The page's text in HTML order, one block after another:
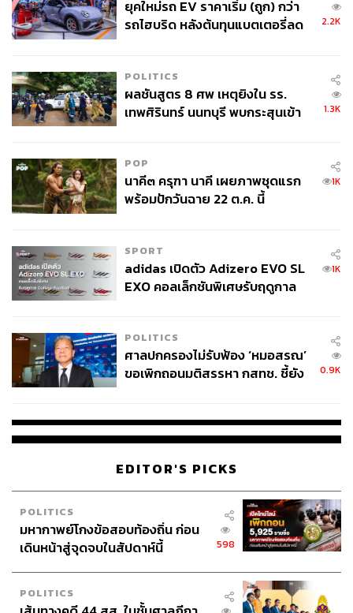
ดูแลเพียงอย่างเดียว ถ้าเป้าหมายหลักของหน่วยงานมุ่งเน้น
เรื่องการกำกับดูแลโดยไม่ส่งเสริมให้เกิดการเติบโต จะ
นวัตกรรมไปโดยปริยาย
สำหรับคำตอบที่เขียนไว้ข้างต้น DeFi ยังคงเป็นนวัตกรรมที่
น่าสนใจที่มาพร้อมทั้งโอกาสและความเสี่ยงที่สูง อีกทั้งยัง
ฉะนั้นสิ่งที่จะทำให้ DeFi ไปได้ดี ไปได้ไกล ไม่ใช่เพราะ
นวัตกรรมที่ถูกพูดถึงกันว่าสุดยอด แต่เป็นการยอมรับและร่วม
มือจากทั้งฝั่งผู้เชื่อในระบบ Decentralizedและมีผู้เชี่ยวชาญ
และยั่งยืนในอนาคต
ผ่านแอปพลิเคชันต่างๆ ที่คุณสะดวกหรือใช้งานอยู่แล้วได้เลย
TAGS: GameFi Play to Earn (P2E) การลงทุน
DeFi
NFT
68
ยุคใหม่รถ EV ราคาเริ่ม (ถูก) กว่า
รถไฮบริด หลังต้นทุนแบตเตอรี่ลด
2.2K
POLITICS
ผลชันสูตร 8 ศพ เหตุยิงใน รร.
เทพศิรินทร์ นนทบุรี พบกระสุนเข้า
1.3K
POP
นาคี๓ ครุฑา นาคี เผยภาพชุดแรก
พร้อมปักวันฉาย 22 ต.ค. นี้
1K
SPORT
adidas เปิดตัว Adizero EVO SL
EXO คอลเล็กชันพิเศษรับฤดูกาล
1K
POLITICS
ศาลปกครองไม่รับฟ้อง ‘หมอสรณ’
ขอเพิกถอนมติสรรหา กสทช. ชี้ยัง
0.9K
EDITOR'S PICKS
POLITICS
มหากาพย์โกงข้อสอบท้องถิ่น ก่อน
เดินหน้าสู่จุดจบในสัปดาห์นี้
598
POLITICS